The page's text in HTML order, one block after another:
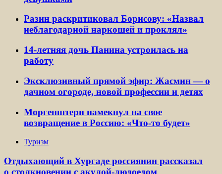
Разин раскритиковал Борисову: «Назвал
неблагодарной наркошей и проклял»
14-летняя дочь Панина устроилась на
работу
Эксклюзивный прямой эфир: Жасмин — о
дачном огороде, новой профессии и детях
Моргенштерн намекнул на свое
возвращение в Россию: «Что-то будет»
Туризм
Отдыхающий в Хургаде россиянин рассказал
о столкновении с акулой-людоедом